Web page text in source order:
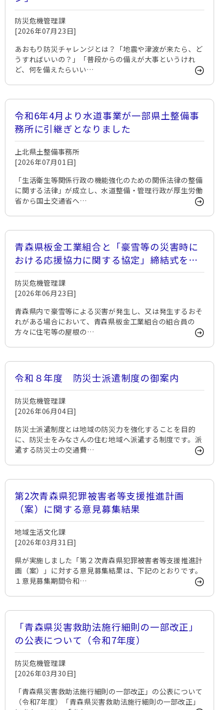
防災危機管理課
[2026年07月23日]
あおもり防災チャレンジとは？「地震や津波が来たら、ど
うすればいいの？」「普段からの備えが大事というけれ
ど、何を備えたらいい…
令和6年4月より水道事業が一部県土整備事
務所に引継ぎとなりました
上北県土整備事務所
[2026年07月01日]
「生活衛生等関係行政の機能強化のための関係法律の整備
に関する法律」が成立し、水道整備・管理行政が厚生労働
省から国土交通省へ…
青森県板金工業組合と「豪雪等の災害時に
おける応援協力に関する協定」締結式を実
施しました。
防災危機管理課
[2026年06月23日]
青森県内で豪雪等による災害が発生し、又は発生するおそ
れがある場合において、青森県板金工業組合の組合員の
方々に住宅等の屋根の…
令和８年度 防災士派遣制度の御案内
防災危機管理課
[2026年06月04日]
防災士派遣制度とは地域の防災力を強化することを目的
に、防災士をみなさんの住む地域へ派遣する制度です。派
遣する防災士の交通費…
第2次青森県犯罪被害者等支援推進計画
（案）に関する意見募集結果
地域生活文化課
[2026年03月31日]
県が実施しました「第２次青森県犯罪被害者等支援推進計
画（案）」に対する意見募集結果は、下記のとおりです。
１意見募集期間令和…
「青森県災害救助法施行細則の一部改正」
の公表について（令和7年度）
防災危機管理課
[2026年03月30日]
「青森県災害救助法施行細則の一部改正」の公表について
（令和7年度）「青森県災害救助法施行細則の一部改正」